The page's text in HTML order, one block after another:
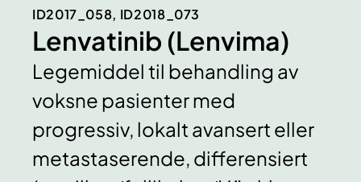
ID2017_058, ID2018_073
Lenvatinib (Lenvima)
Legemiddel til behandling av
voksne pasienter med
progressiv, lokalt avansert eller
metastaserende, differensiert